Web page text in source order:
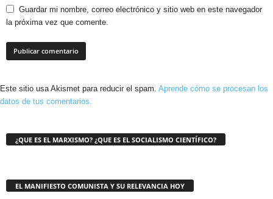
Guardar mi nombre, correo electrónico y sitio web en este navegador
la próxima vez que comente.
Este sitio usa Akismet para reducir el spam. Aprende cómo se procesan los
datos de tus comentarios.
¿QUE ES EL MARXISMO? ¿QUE ES EL SOCIALISMO CIENTÍFICO?
EL MANIFIESTO COMUNISTA Y SU RELEVANCIA HOY